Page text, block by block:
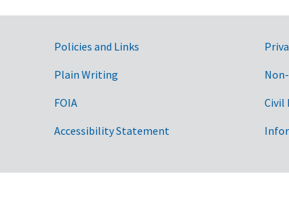
antagonistas de narcóticos
anticonceptivos orales
anticonvulsantes
antídotos
antihistaminas
drogas de diseño
Government Links
Policies and Links
Plain Writing
FOIA
Accessibility Statement
Civil